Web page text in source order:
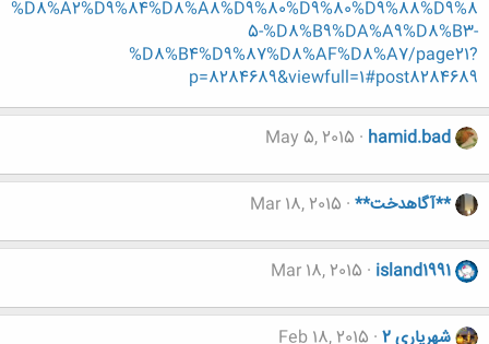
%D8%A2%D9%84%D8%A8%D9%80%D9%80%D9%88%D9%8
5-%D8%B9%DA%A9%D8%B3-
%D8%B4%D9%87%D8%AF%D8%A7/page21?
p=8284689&viewfull=1#post8284689
hamid.bad
May 5, 2015
**آگاهدخت** Mar 18, 2015
island1991
Mar 18, 2015
شهریاری 2 Feb 18, 2015